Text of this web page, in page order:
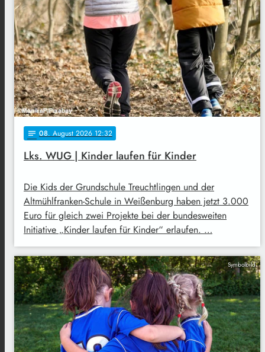
notes 08. August 2026 12:32
Lks. WUG | Kinder laufen für Kinder
Die Kids der Grundschule Treuchtlingen und der
Altmühlfranken-Schule in Weißenburg haben jetzt 3.000
Euro für gleich zwei Projekte bei der bundesweiten
Initiative „Kinder laufen für Kinder“ erlaufen. …
Symbolbild